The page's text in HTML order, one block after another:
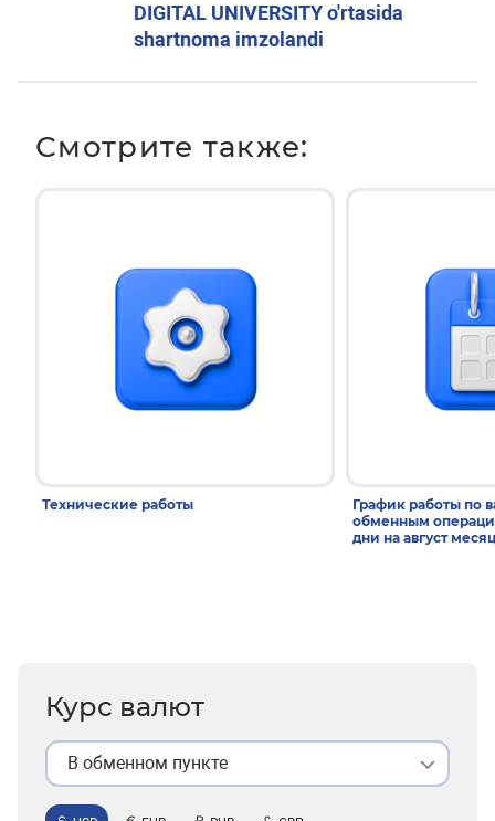
DIGITAL UNIVERSITY o'rtasida
shartnoma imzolandi
Смотрите также:
Технические работы
График работы по
обменным
дни на август месяц
Курс валют
В обменном пункте